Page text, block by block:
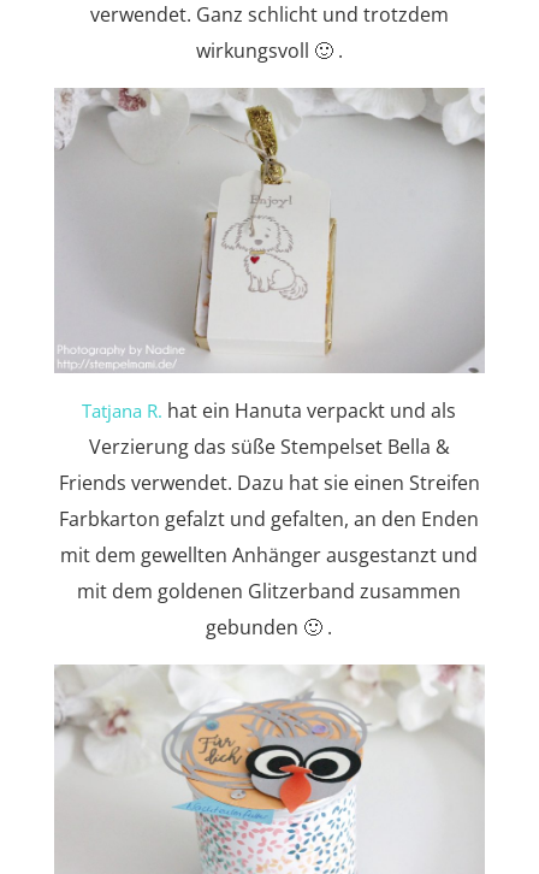
verwendet. Ganz schlicht und trotzdem
wirkungsvoll 🙂 .
Tatjana R. hat ein Hanuta verpackt und als
Verzierung das süße Stempelset Bella &
Friends verwendet. Dazu hat sie einen Streifen
Farbkarton gefalzt und gefalten, an den Enden
mit dem gewellten Anhänger ausgestanzt und
mit dem goldenen Glitzerband zusammen
gebunden 🙂 .